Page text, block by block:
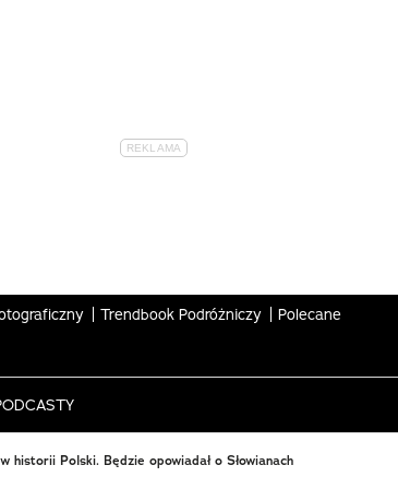
Trendbook Podróżniczy Polecane
historii Polski. Będzie opowiadał o Słowianach